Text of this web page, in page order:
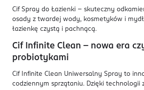
Cif Spray do Łazienki – skuteczny
osady z twardej wody, kosmetyków i
łazienkę czystą i pachnącą.
Cif Infinite Clean – nowa era
probiotykami
Cif Infinite Clean Uniwersalny Spray to
codziennym sprzątaniu. Dzięki technologii